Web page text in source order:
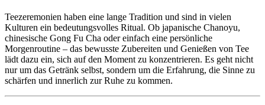
Teezeremonien haben eine lange Tradition und sind in vielen
Kulturen ein bedeutungsvolles Ritual. Ob japanische Chanoyu,
chinesische Gong Fu Cha oder einfach eine persönliche
Morgenroutine – das bewusste Zubereiten und Genießen von Tee
lädt dazu ein, sich auf den Moment zu konzentrieren. Es geht nicht
nur um das Getränk selbst, sondern um die Erfahrung, die Sinne zu
schärfen und innerlich zur Ruhe zu kommen.